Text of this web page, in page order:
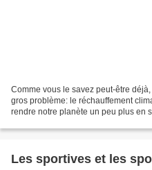
Comme vous le savez peut-être
gros problème: le réchauffement
rendre notre planète un peu plus en
Les sportives et les